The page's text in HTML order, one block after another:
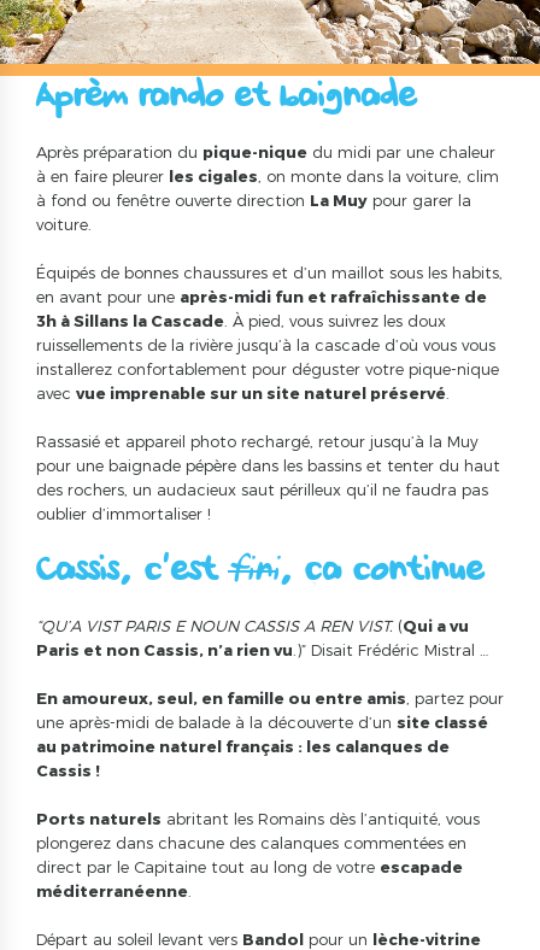
Aprèm rando et baignade
Après préparation du pique-nique du midi par une chaleur
à en faire pleurer les cigales , on monte dans la voiture, clim
à fond ou fenêtre ouverte direction La Muy pour garer la
voiture.
Équipés de bonnes chaussures et d’un maillot sous les habits,
en avant pour une après-midi fun et rafraîchissante de
3h à Sillans la Cascade . À pied, vous suivrez les doux
ruissellements de la rivière jusqu’à la cascade d’où vous vous
installerez confortablement pour déguster votre pique-nique
avec vue imprenable sur un site naturel préservé
Rassasié et appareil photo rechargé, retour jusqu’à la Muy
pour une baignade pépère dans les bassins et tenter du haut
des rochers, un audacieux saut périlleux qu’il ne faudra pas
oublier d’immortaliser !
Cassis, c’est fini, ça continue !
“QU’A VIST PARIS E NOUN CASSIS A REN VIST.(Qui a vu
Paris et non Cassis, n’a rien vu .)” Disait Frédéric Mistral …
En amoureux, seul, en famille ou entre amis , partez pour
une après-midi de balade à la découverte d’un site classé
au patrimoine naturel français : les calanques de
Cassis !
Ports naturels abritant les Romains dès l’antiquité, vous
plongerez dans chacune des calanques commentées en
direct par le Capitaine tout au long de votre escapade
méditerranéenne
Départ au soleil levant vers Bandol pour un lèche-vitrine